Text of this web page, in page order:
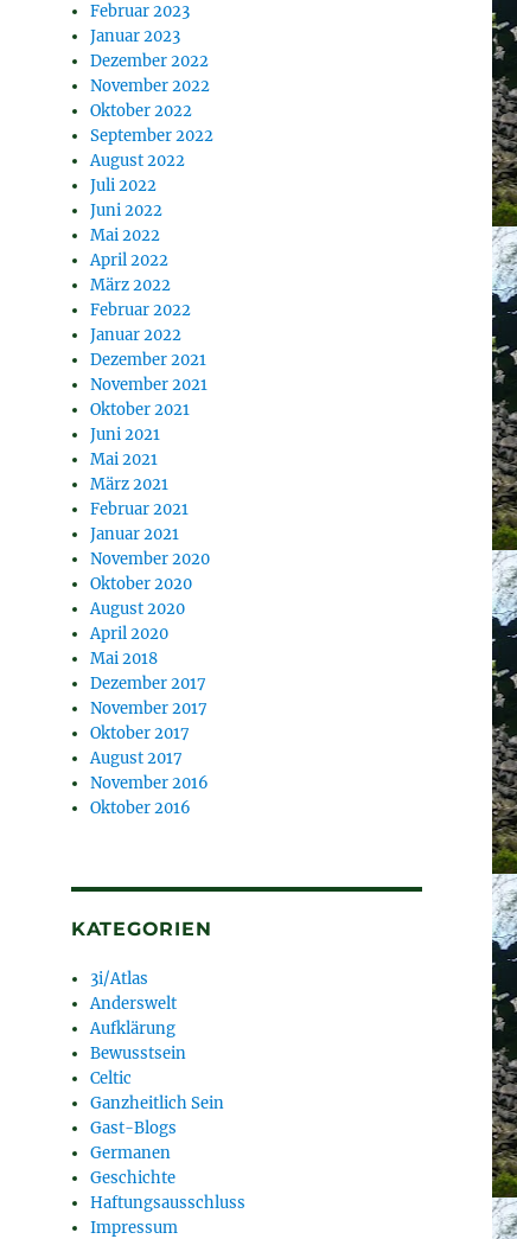
Februar 2023
Januar 2023
Dezember 2022
November 2022
Oktober 2022
September 2022
August 2022
Juli 2022
Juni 2022
Mai 2022
April 2022
März 2022
Februar 2022
Januar 2022
Dezember 2021
November 2021
Oktober 2021
Juni 2021
Mai 2021
März 2021
Februar 2021
Januar 2021
November 2020
Oktober 2020
August 2020
April 2020
Mai 2018
Dezember 2017
November 2017
Oktober 2017
August 2017
November 2016
Oktober 2016
KATEGORIEN
3i/Atlas
Anderswelt
Aufklärung
Bewusstsein
Celtic
Ganzheitlich Sein
Gast-Blogs
Germanen
Geschichte
Haftungsausschluss
Impressum